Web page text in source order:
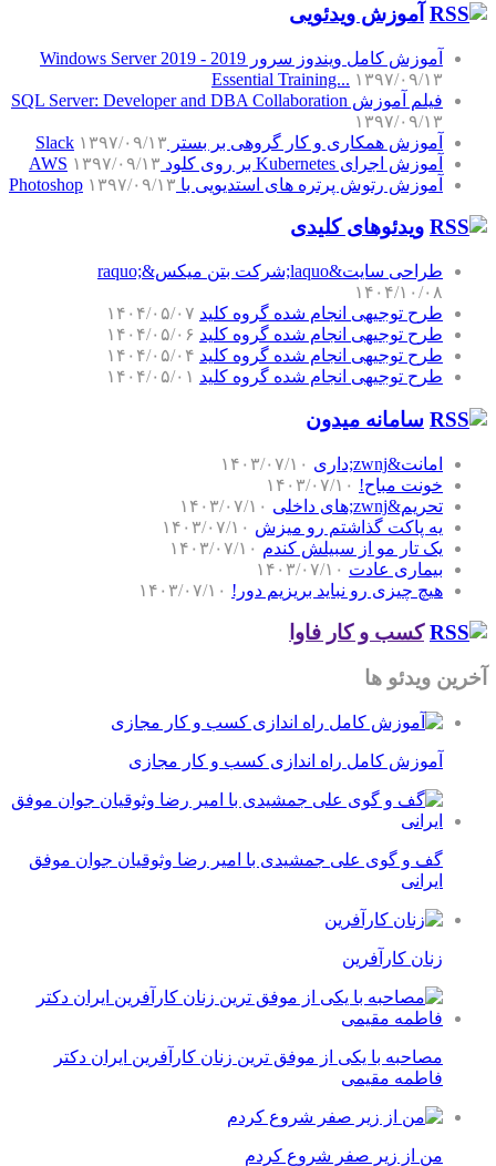
آموزش‌ ویدئویی
آموزش کامل ویندوز سرور 2019 - Windows Server 2019
Essential Training... ۱۳۹۷/۰۹/۱۳
فیلم آموزش SQL Server: Developer and DBA Collaboration
۱۳۹۷/۰۹/۱۳
آموزش همکاری و کار گروهی بر بستر Slack ۱۳۹۷/۰۹/۱۳
آموزش اجرای Kubernetes بر روی کلود AWS
۱۳۹۷/۰۹/۱۳
آموزش رتوش پرتره های استدیویی با Photoshop ۱۳۹۷/۰۹/۱۳
ویدئوهای کلیدی
طراحی سایت&laquo;شرکت بتن میکس&raquo;
۱۴۰۴/۱۰/۰۸
طرح توجیهی انجام شده گروه کلید ۱۴۰۴/۰۵/۰۷
طرح توجیهی انجام شده گروه کلید ۱۴۰۴/۰۵/۰۶
طرح توجیهی انجام شده گروه کلید ۱۴۰۴/۰۵/۰۴
طرح توجیهی انجام شده گروه کلید ۱۴۰۴/۰۵/۰۱
سامانه میدون
امانت&zwnj;داری
۱۴۰۳/۰۷/۱۰
خونت مباح! ۱۴۰۳/۰۷/۱۰
تحریم&zwnj;های داخلی
۱۴۰۳/۰۷/۱۰
یه پاکت گذاشتم رو میزش ۱۴۰۳/۰۷/۱۰
یک تار مو از سبیلش کندم ۱۴۰۳/۰۷/۱۰
بیماری عادت ۱۴۰۳/۰۷/۱۰
هیچ چیزی رو نباید بریزیم دور! ۱۴۰۳/۰۷/۱۰
کسب و کار فاوا
آخرین ویدئو ها
آموزش کامل راه اندازی کسب و کار مجازی
گف و گوی علی جمشیدی با امیر رضا وثوقیان جوان موفق
ایرانی
زنان کارآفرین
مصاحبه با یکی از موفق ترین زنان کارآفرین ایران دکتر
فاطمه مقیمی
من از زیر صفر شروع کردم